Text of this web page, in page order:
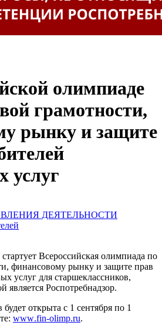
олимпиаде
грамотности,
рынку и защите
услуг
ДЕЯТЕЛЬНОСТИ
Всероссийская олимпиада по
финансовому рынку и защите прав
услуг для старшеклассников,
является Роспотребнадзор.
открыта с 1 сентября по 1
www.fin-olimp.ru.